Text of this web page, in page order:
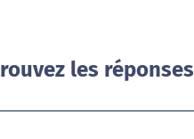
les